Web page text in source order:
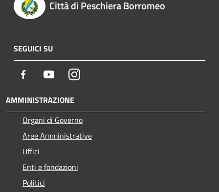
Città di Peschiera Borromeo
SEGUICI SU
Facebook YoutubeInstagram
AMMINISTRAZIONE
Organi di Governo
Aree Amministrative
Uffici
Enti e fondazioni
Politici